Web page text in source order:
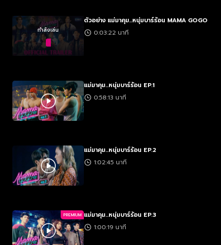
กำลังเล่น
ตัวอย่าง แม่มาคุม...หนุ่มบาร์ร้อน MAMA GOGO
0:03:22 นาที
แม่มาคุม...หนุ่มบาร์ร้อน EP.1
0:58:13 นาที
แม่มาคุม...หนุ่มบาร์ร้อน EP.2
1:02:45 นาที
PREMIUM แม่มาคุม...หนุ่มบาร์ร้อน EP.3
1:00:19 นาที